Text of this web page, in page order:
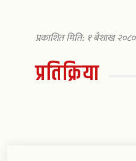
प्रकाशित मिति: १ बैशाख २०८०
प्रतिक्रिया